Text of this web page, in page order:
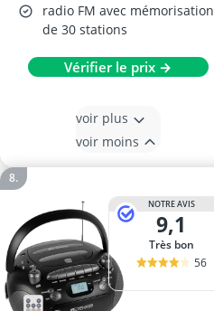
radio FM avec mémorisation
de 30 stations
Vérifier le prix →
voir plus
voir moins
NOTRE AVIS
9,1
Très bon
56